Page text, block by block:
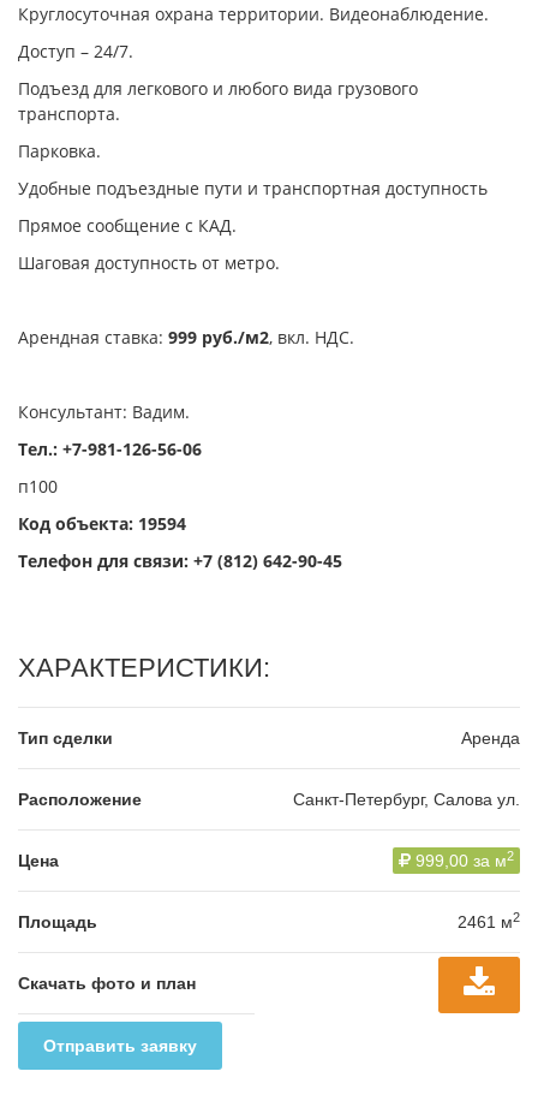
Круглосуточная охрана территории. Видеонаблюдение.
Доступ – 24/7.
Подъезд для легкового и любого вида грузового
транспорта.
Парковка.
Удобные подъездные пути и транспортная доступность
Прямое сообщение с КАД.
Шаговая доступность от метро.
Арендная ставка: 999 руб./м2, вкл. НДС.
Консультант: Вадим.
Тел.: +7-981-126-56-06
п100
Код объекта: 19594
Телефон для связи: +7 (812) 642-90-45
ХАРАКТЕРИСТИКИ:
Тип сделки Аренда
Расположение Санкт-Петербург, Салова ул.
Цена 999,00 за м2
Площадь 2461 м2
Скачать фото и план
Отправить заявку